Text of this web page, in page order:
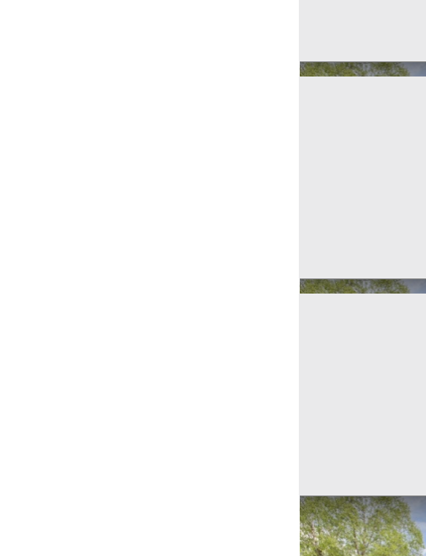
Ricerche correlate